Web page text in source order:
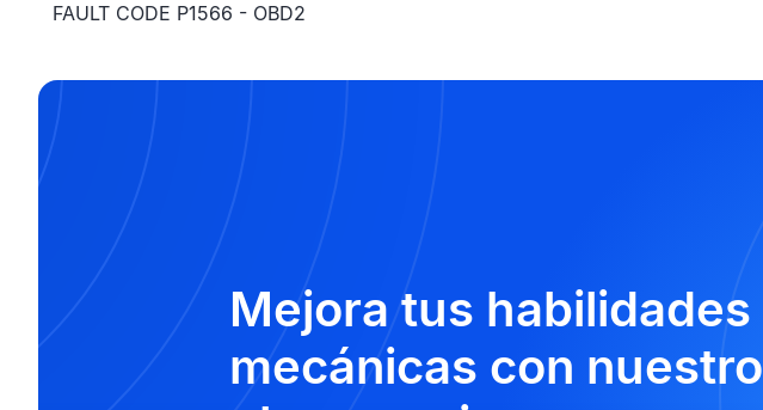
FAULT CODE P1566 - OBD2
Mejora tus habilidades
mecánicas con nuestro